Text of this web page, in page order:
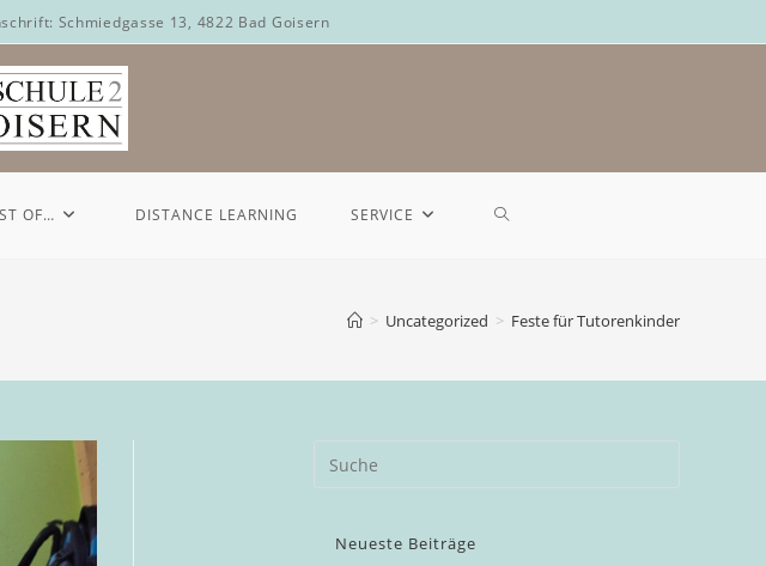
Schmiedgasse 13, 4822 Bad Goisern
OF… DISTANCE LEARNING SERVICE
> Uncategorized > Feste für Tutorenkinder
Neueste Beiträge